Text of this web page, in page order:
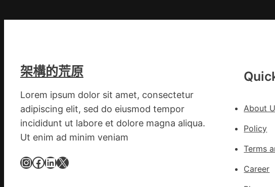
動
架構的荒原
Lorem ipsum dolor sit amet, consectetur
adipiscing elit, sed do eiusmod tempor
incididunt ut labore et dolore magna aliqua.
Ut enim ad minim veniam
InstagramFacebook LinkedIn X
About
Policy
Terms
Career